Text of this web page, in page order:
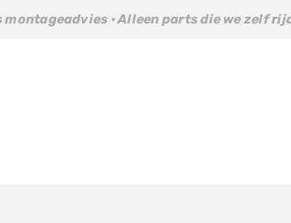
Alleen parts die we zelf rijden ·